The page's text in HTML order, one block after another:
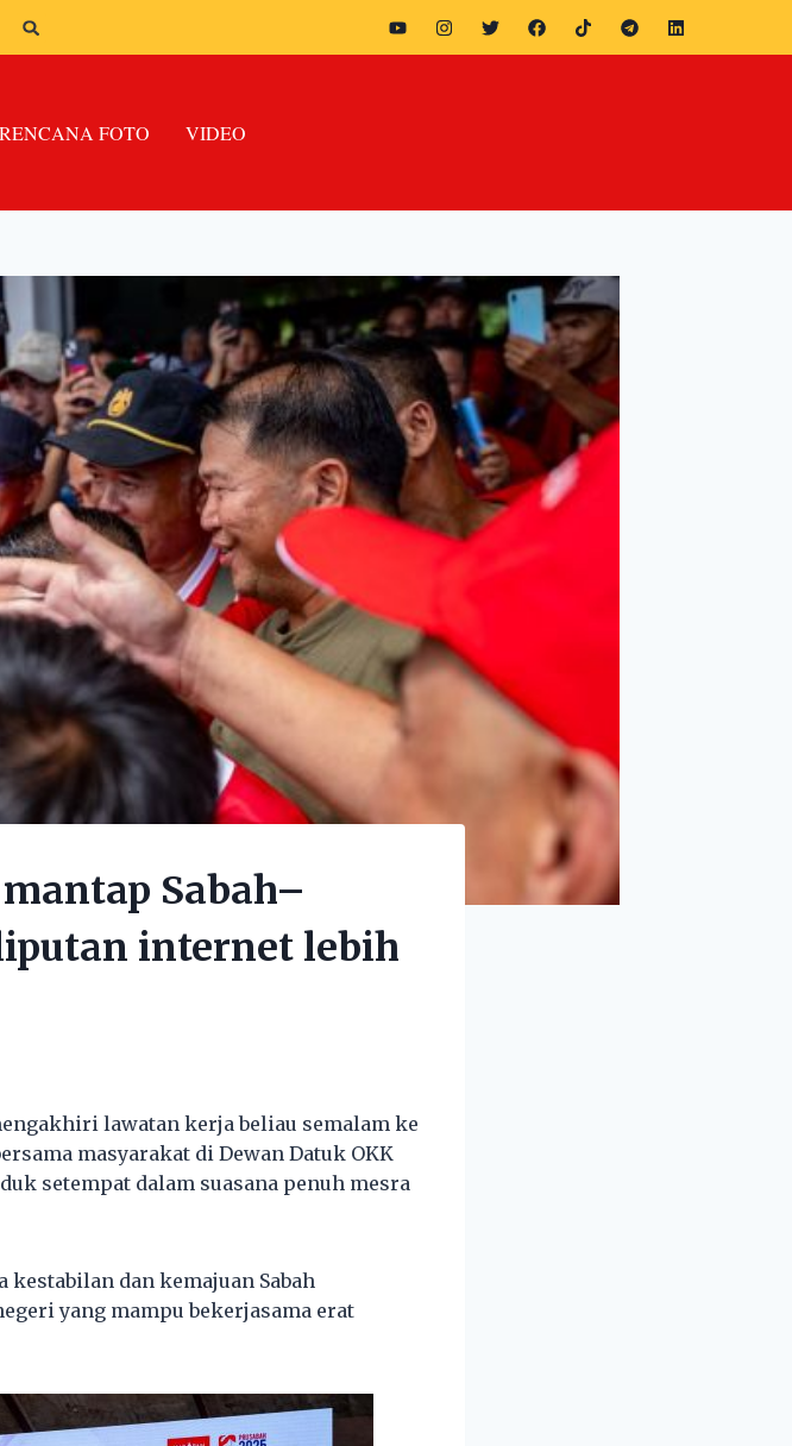
RENCANA FOTO VIDEO
Sabah–
internet lebih
lawatan kerja beliau semalam ke
masyarakat di Dewan Datuk OKK
setempat dalam suasana penuh mesra
kestabilan dan kemajuan Sabah
yang mampu bekerjasama erat